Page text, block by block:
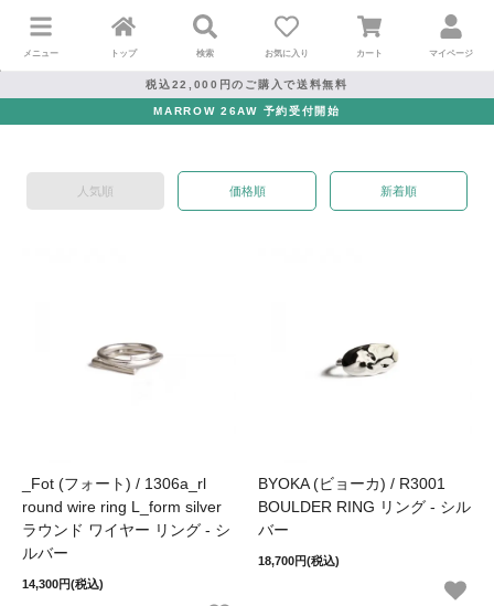
メニュー トップ 検索 お気に入り カート マイページ
税込22,000円のご購入で送料無料
MARROW 26AW 予約受付開始
人気順 価格順 新着順
_Fot (フォート) / 1306a_rl
round wire ring L_form silver
ラウンド ワイヤー リング - シ
ルバー
14,300円(税込)
BYOKA (ビョーカ) / R3001
BOULDER RING リング - シル
バー
18,700円(税込)